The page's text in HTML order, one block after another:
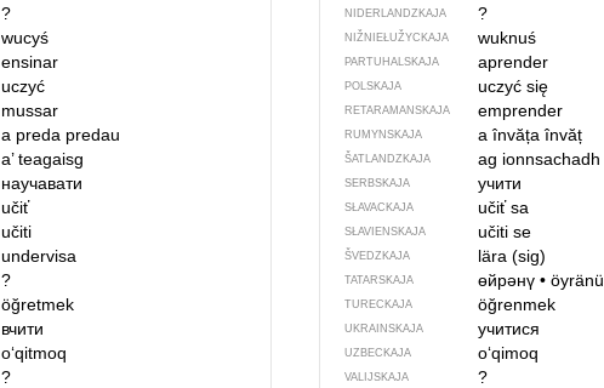
?
wucyś
ensinar
uczyć
mussar
a preda predau
a’ teagaisg
научавати
učiť
učiti
undervisa
?
öğretmek
вчити
o‘qitmoq
?
NIDERLANDZKAJA ?
NIŽNIEŁUŽYCKAJA wuknuś
PARTUHALSKAJA aprender
POLSKAJA uczyć się
RETARAMANSKAJA emprender
RUMYNSKAJA a învățaînvăț
ŠATLANDZKAJA ag ionnsachadh
SERBSKAJA учити
SŁAVACKAJA učiť sa
SŁAVIENSKAJA učiti se
ŠVEDZKAJA lära (sig)
TATARSKAJA өйрәнү• öyränü
TURECKAJA öğrenmek
UKRAINSKAJA учитися
UZBECKAJA o‘qimoq
VALIJSKAJA ?